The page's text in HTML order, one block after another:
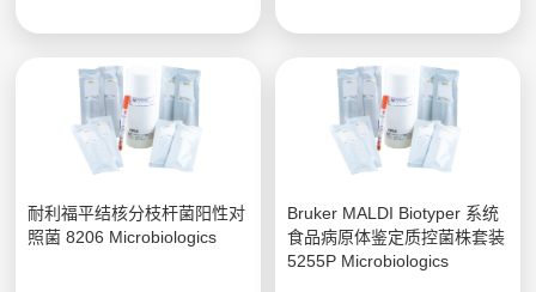
耐利福平结核分枝杆菌阳性对
照菌 8206 Microbiologics
Bruker MALDI Biotyper 系统
食品病原体鉴定质控菌株套装
5255P Microbiologics